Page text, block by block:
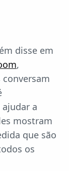
disse em
,
a
mostram
que são
os